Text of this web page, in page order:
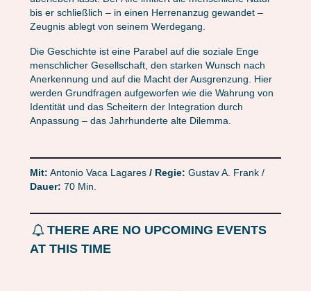
bis er schließlich – in einen Herrenanzug gewandet –
Zeugnis ablegt von seinem Werdegang.
Die Geschichte ist eine Parabel auf die soziale Enge
menschlicher Gesellschaft, den starken Wunsch nach
Anerkennung und auf die Macht der Ausgrenzung. Hier
werden Grundfragen aufgeworfen wie die Wahrung von
Identität und das Scheitern der Integration durch
Anpassung – das Jahrhunderte alte Dilemma.
Mit: Antonio Vaca Lagares / Regie: Gustav A. Frank /
Dauer: 70 Min.
THERE ARE NO UPCOMING EVENTS
AT THIS TIME